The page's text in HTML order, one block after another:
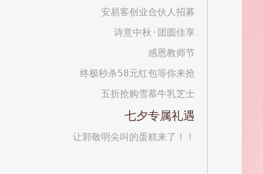
安易客创业合伙人招募
诗意中秋·团圆佳享
感恩教师节
终极秒杀58元红包等你来抢
五折抢购雪慕牛乳芝士
七夕专属礼遇
让郭敬明尖叫的蛋糕来了！！